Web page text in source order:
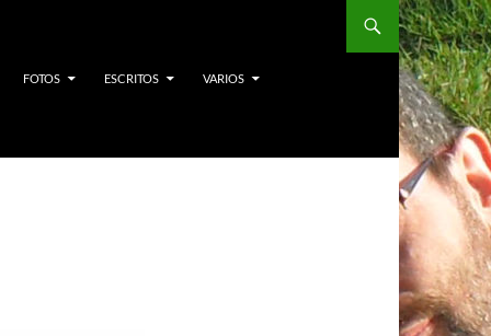
FOTOS ESCRITOS VARIOS